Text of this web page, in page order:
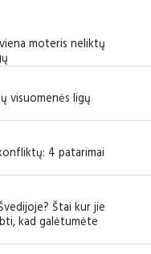
moteris neliktų
visuomenės ligų
4 patarimai
Štai kur jie
kad galėtumėte